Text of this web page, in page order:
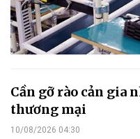
Cần gỡ rào cản gia
thương mại
10/08/2026 04:30